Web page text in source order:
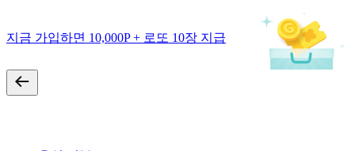
지금 가입하면 10,000P + 로또 10장 지급